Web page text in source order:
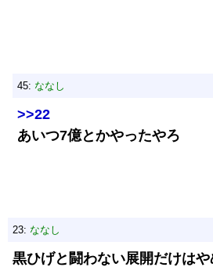
45: ななし
>>22
あいつ7億とかやったやろ
23: ななし
黒ひげと闘わない展開だけは